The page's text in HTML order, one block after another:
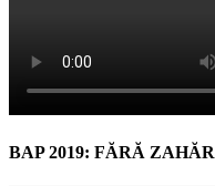
BAP 2019: FĂRĂ ZAHĂR